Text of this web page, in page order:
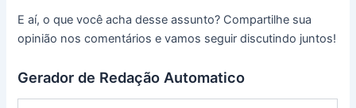
E aí, o que você acha desse assunto? Compartilhe sua
opinião nos comentários e vamos seguir discutindo juntos!
Gerador de Redação Automatico